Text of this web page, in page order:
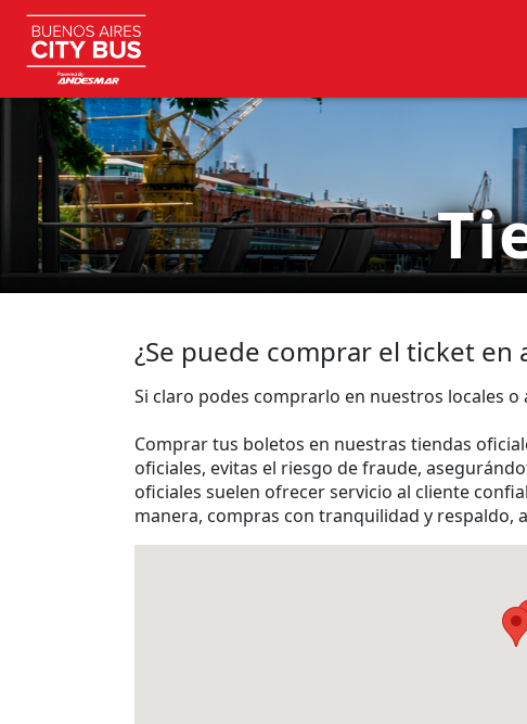
¿Se puede comprar el ticket
Si claro podes comprarlo en nuestros locales
Comprar tus boletos en nuestras tiendas
oficiales, evitas el riesgo de fraude,
oficiales suelen ofrecer servicio al cliente
manera, compras con tranquilidad y respaldo,